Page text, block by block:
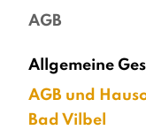
AGB
Allgemeine
AGB und
Bad Vilbel